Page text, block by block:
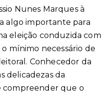
Nunes Marques à
algo importante para
eleição conduzida com
mínimo necessário de
Conhecedor da
delicadezas da
compreender que o